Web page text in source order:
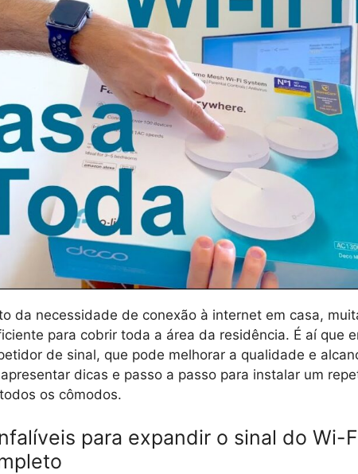
da necessidade de conexão à internet em casa,
para cobrir toda a área da residência. É aí que
de sinal, que pode melhorar a qualidade e
dicas e passo a passo para instalar um
os cômodos.
para expandir o sinal do Wi-